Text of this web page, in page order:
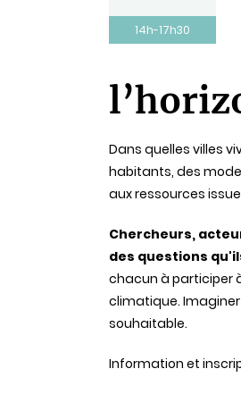
14h-17h30
Dans quelles villes
habitants, des
aux ressources
Chercheurs,
des questions
chacun à participer
climatique. Imaginer
souhaitable.
Information et